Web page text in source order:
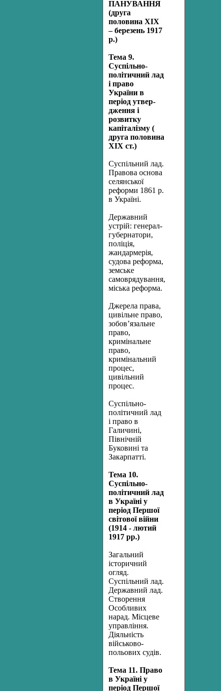
ПАНУВАННЯ
(друга
половина ХІХ
– березень 1917
р.)
Тема 9.
Суспільно-
політичний лад
і право
України в
період утвер­
дження і
розвитку
капіталізму (
друга половина
XIX ст.)
Суспільний лад.
Правова основа
селянської
реформи 1861 р.
в Україні.
Державний
устрій: генерал-
губернатори,
поліція,
жандармерія,
судова реформа,
земське
самоврядування,
міська реформа.
Джерела права,
цивільне право,
зобов’язальне
право,
кримінальне
право,
кримінальний
процес,
цивільний
процес.
Суспільно-
політичний лад
і право в
Галичині,
Північній
Буковині та
Закарпатті.
Тема 10.
Суспільно-
політичний лад
в Україні у
період Першої
світової війни
(1914 - лютий
1917 рр.)
Загальний
історичний
огляд.
Суспільний лад.
Державний лад.
Створення
Особливих
нарад. Місцеве
управління.
Діяльність
військово-
польових судів.
Тема 11. Право
в Україні у
період Першої